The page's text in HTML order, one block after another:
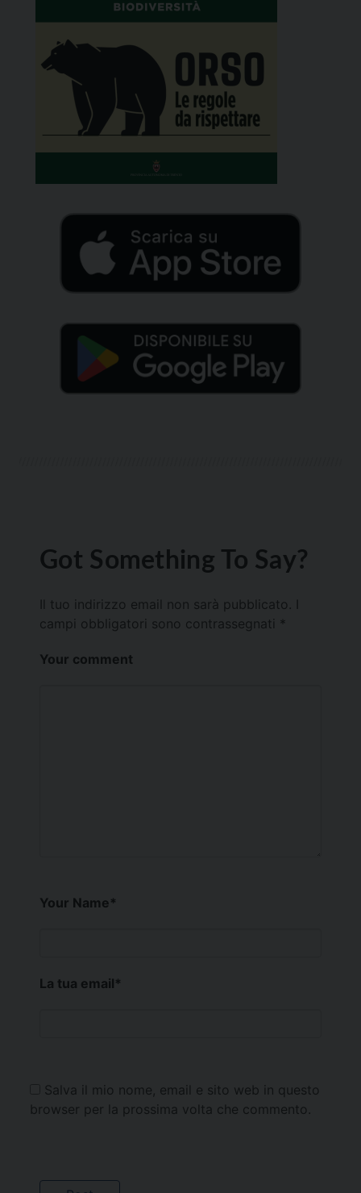
Got Something To Say?
Il tuo indirizzo email non sarà pubblicato.
campi obbligatori sono contrassegnati *
Your comment
Your Name*
La tua email*
Salva il mio nome, email e sito web in questo
browser per la prossima volta che commento.